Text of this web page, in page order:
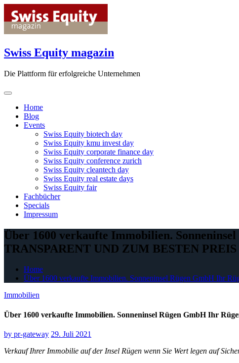
content
Swiss Equity magazin
Die Plattform für erfolgreiche Unternehmen
Home
Blog
Events
Swiss Equity biotech day
Swiss Equity kmu invest day
Swiss Equity corporate finance day
Swiss Equity conference zurich
Swiss Equity cleantech day
Swiss Equity real estate days
Swiss Equity fair
Fachbücher
Specials
Impressum
Über 1600 verkaufte Immobilien.
TRANSPARENT UND ZUM BESTEN PREIS
Home
Über 1600 verkaufte Immobilien. Sonneninsel Rügen GmbH Ihr
Immobilien
Über 1600 verkaufte Immobilien. Sonneninsel Rügen GmbH Ihr
by pr-gateway 29. Juli 2021
Verkauf Ihrer Immobilie auf der Insel Rügen wenn Sie Wert legen auf